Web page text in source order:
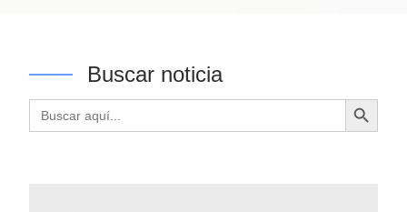
Buscar noticia
Buscar: Botón de búsqueda